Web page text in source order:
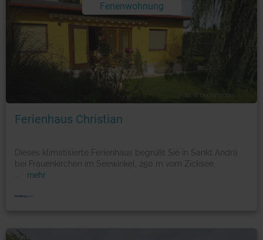
Ferienwohnung
Foto: © booking.com
Ferienhaus Christian
Dieses klimatisierte Ferienhaus begrüßt Sie in Sankt Andrä
bei Frauenkirchen im Seewinkel, 250 m vom Zicksee,
mehr